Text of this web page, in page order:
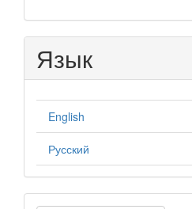
Язык
English
Русский